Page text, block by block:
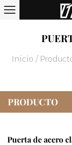
Inicio /
PRODUCTO
Puerta de acero